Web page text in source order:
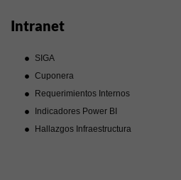
Intranet
SIGA
Cuponera
Requerimientos Internos
Indicadores Power BI
Hallazgos Infraestructura